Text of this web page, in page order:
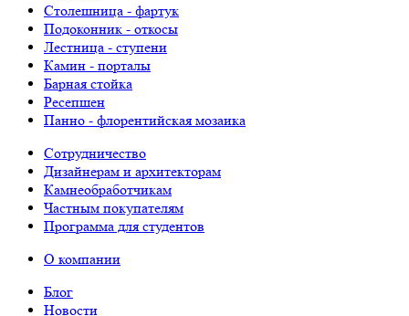
Столешница - фартук
Подоконник - откосы
Лестница - ступени
Камин - порталы
Барная стойка
Ресепшен
Панно - флорентийская мозаика
Сотрудничество
Дизайнерам и архитекторам
Камнеобработчикам
Частным покупателям
Программа для студентов
О компании
Блог
Новости